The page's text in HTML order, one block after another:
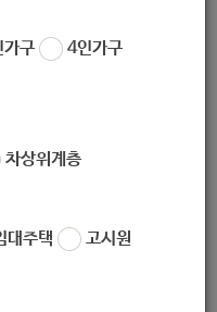
구
4인가구
차상위계층
대주택
고시원
락노인복지관 4층 (상
노인복지관 4층 (상계동)